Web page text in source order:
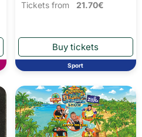
Tickets from 21.70€
Sport